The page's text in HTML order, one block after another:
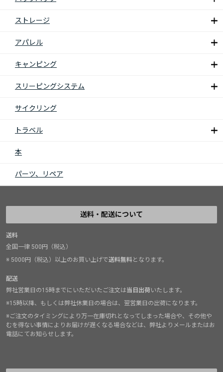
ストレージ
アパレル
キャンピング
スリーピングシステム
サイクリング
トラベル
本
パーツ、リペア
送料・配送について
送料
全国一律 500円（税込）
※ 5000円（税込）以上のお買い上げで送料無料となります。
配送
弊社営業日の15時までにいただいたご注文は当日出荷いたします。
※15時以降、もしくは弊社休業日の場合は、翌営業日の出荷になります。
※ご注文のタイミングにより万一在庫切れとなってしまった場合や、その他や
むを得ない事情によりお届けが遅くなる場合などは、弊社よりメールまたはお
電話にてお知らせします。